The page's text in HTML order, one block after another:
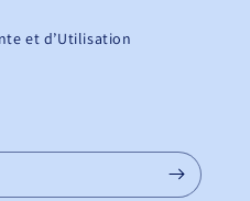
et d’Utilisation